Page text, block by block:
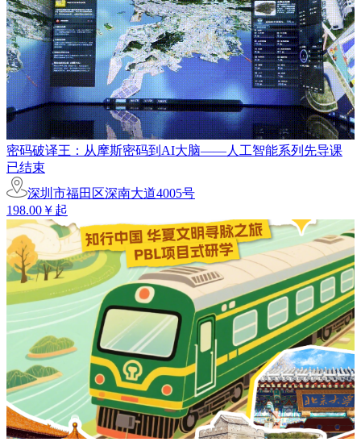
密码破译王：从摩斯密码到AI大脑——人工智能系列先导课
已结束
深圳市福田区深南大道4005号
198.00￥起